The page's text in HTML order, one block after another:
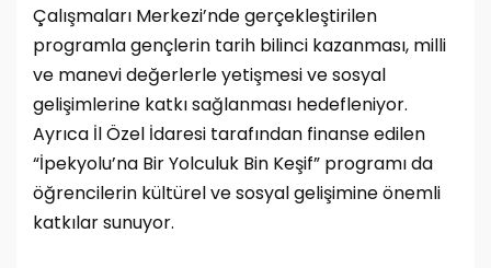
Çalışmaları Merkezi’nde gerçekleştirilen
programla gençlerin tarih bilinci kazanması, milli
ve manevi değerlerle yetişmesi ve sosyal
gelişimlerine katkı sağlanması hedefleniyor.
Ayrıca İl Özel İdaresi tarafından finanse edilen
“İpekyolu’na Bir Yolculuk Bin Keşif” programı da
öğrencilerin kültürel ve sosyal gelişimine önemli
katkılar sunuyor.